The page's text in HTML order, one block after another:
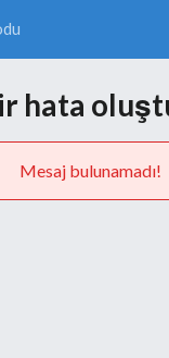
hata
Mesaj bulunamadı!